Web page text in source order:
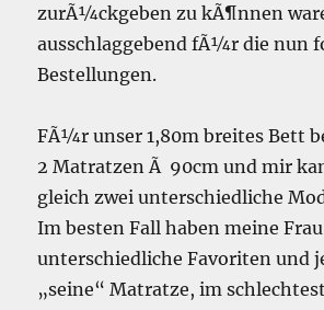
zurÃ¼ckgeben zu kÃ¶nnen
ausschlaggebend fÃ¼r die nun
Bestellungen.
FÃ¼r unser 1,80m breites Bett
2 Matratzen Ã 90cm und mir
gleich zwei unterschiedliche
Im besten Fall haben meine
unterschiedliche Favoriten und
„seine“ Matratze, im